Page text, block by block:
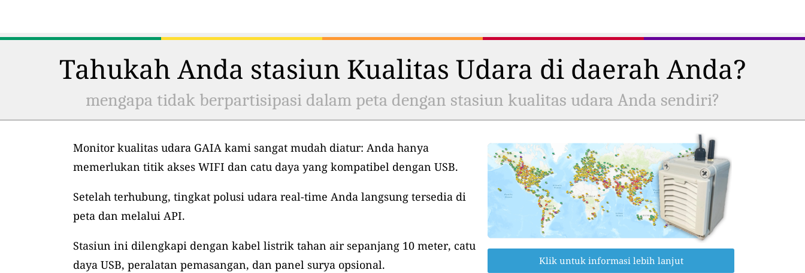
Tahukah Anda stasiun Kualitas Udara di daerah Anda?
mengapa tidak berpartisipasi dalam peta dengan stasiun kualitas udara Anda sendiri?
Monitor kualitas udara GAIA kami sangat mudah diatur: Anda hanya
memerlukan titik akses WIFI dan catu daya yang kompatibel dengan USB.
Setelah terhubung, tingkat polusi udara real-time Anda langsung tersedia di
peta dan melalui API.
Stasiun ini dilengkapi dengan kabel listrik tahan air sepanjang 10 meter, catu
daya USB, peralatan pemasangan, dan panel surya opsional.
Klik untuk informasi lebih lanjut